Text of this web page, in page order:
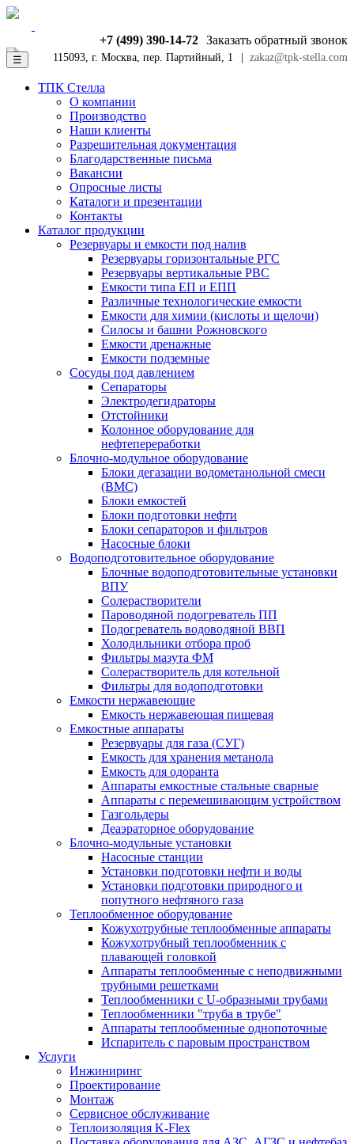
Заказать обратный звонок
+7 (499) 390-14-72
zakaz@tpk-stella.com
115093, г. Москва, пер. Партийный, 1
☰
ТПК Стелла
О компании
Производство
Наши клиенты
Разрешительная документация
Благодарственные письма
Вакансии
Опросные листы
Каталоги и презентации
Контакты
Каталог продукции
Резервуары и емкости под налив
Резервуары горизонтальные РГС
Резервуары вертикальные РВС
Емкости типа ЕП и ЕПП
Различные технологические емкости
Емкости для химии (кислоты и щелочи)
Силосы и башни Рожновского
Емкости дренажные
Емкости подземные
Сосуды под давлением
Сепараторы
Электродегидраторы
Отстойники
Колонное оборудование для
нефтепереработки
Блочно-модульное оборудование
Блоки дегазации водометанольной смеси
(BMC)
Блоки емкостей
Блоки подготовки нефти
Блоки сепараторов и фильтров
Насосные блоки
Водоподготовительное оборудование
Блочные водоподготовительные установки
ВПУ
Солерастворители
Пароводяной подогреватель ПП
Подогреватель водоводяной ВВП
Холодильники отбора проб
Фильтры мазута ФМ
Солерастворитель для котельной
Фильтры для водоподготовки
Емкости нержавеющие
Емкость нержавеющая пищевая
Емкостные аппараты
Резервуары для газа (СУГ)
Емкость для хранения метанола
Емкость для одоранта
Аппараты емкостные стальные сварные
Аппараты с перемешивающим устройством
Газгольдеры
Деаэраторное оборудование
Блочно-модульные установки
Насосные станции
Установки подготовки нефти и воды
Установки подготовки природного и
попутного нефтяного газа
Теплообменное оборудование
Кожухотрубные теплообменные аппараты
Кожухотрубный теплообменник с
плавающей головкой
Аппараты теплообменные с неподвижными
трубными решетками
Теплообменники с U-образными трубами
Теплообменники "труба в трубе"
Аппараты теплообменные однопоточные
Испаритель с паровым пространством
Услуги
Инжиниринг
Проектирование
Монтаж
Сервисное обслуживание
Теплоизоляция K-Flex